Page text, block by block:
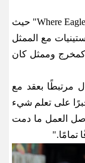
حيث
مع الممثل
كمخرج وممثل كان
مرتبطًا بعقد مع
على تعلم شيء
العمل ما دمت
تمامًا."